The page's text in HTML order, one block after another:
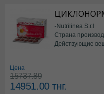
-Nutrilinea S.r.l
Страна
Действующие
Цена
15737.89
14951.00тнг.